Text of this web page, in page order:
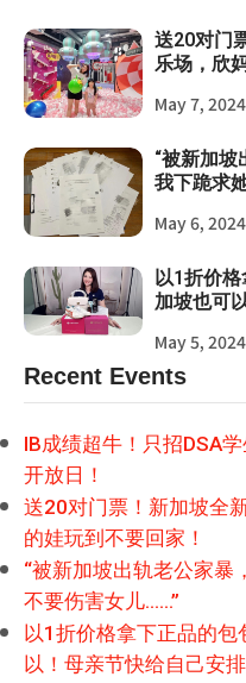
送20对门
乐场，欣
May 7, 2024
“被新加坡
我下跪求
May 6, 2024
以1折价
加坡也可
May 5, 2024
Recent Events
IB成绩超牛！只招DSA
开放日！
送20对门票！新加坡全
的娃玩到不要回家！
“被新加坡出轨老公家暴
不要伤害女儿……”
以1折价格拿下正品的
以！母亲节快给自己安